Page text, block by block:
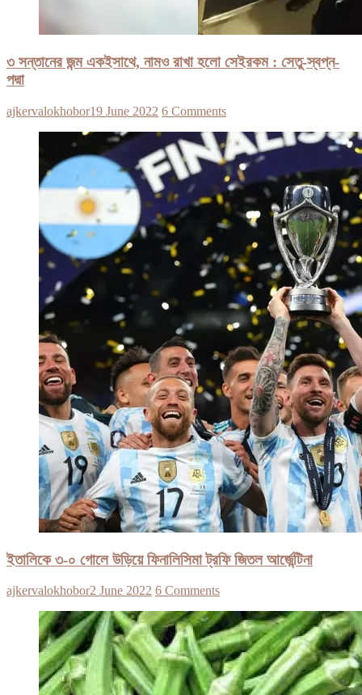
৩ সন্তানের জন্ম একইসাথে, নামও রাখা হলো সেইরকম : সেতু-স্বপ্ন-
পদ্মা
ajkervalokhobor19 June 2022 6 Comments
ইতালিকে ৩-০ গোলে উড়িয়ে ফিনালিসিমা ট্রফি জিতল আর্জেন্টিনা
ajkervalokhobor2 June 2022 6 Comments